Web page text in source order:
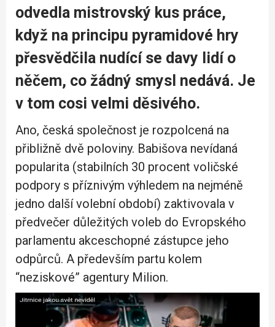
odvedla mistrovský kus práce,
když na principu pyramidové hry
přesvědčila nudící se davy lidí o
něčem, co žádný smysl nedává. Je
v tom cosi velmi děsivého.
Ano, česká společnost je rozpolcená na
přibližně dvě poloviny. Babišova nevídaná
popularita (stabilních 30 procent voličské
podpory s příznivým výhledem na nejméně
jedno další volební období) zaktivovala v
předvečer důležitých voleb do Evropského
parlamentu akceschopné zástupce jeho
odpůrců. A především partu kolem
“neziskové” agentury Milion.